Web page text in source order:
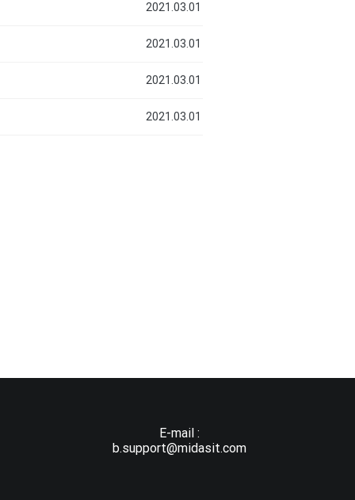
2021.03.01
2021.03.01
2021.03.01
2021.03.01
E-mail :
b.support@midasit.com